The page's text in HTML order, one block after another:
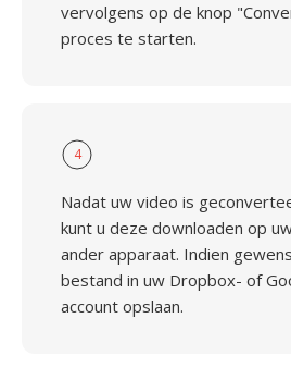
vervolgens op de knop
proces te starten.
4
Nadat uw video is
kunt u deze downloaden op
ander apparaat. Indien
bestand in uw Dropbox- of
account opslaan.